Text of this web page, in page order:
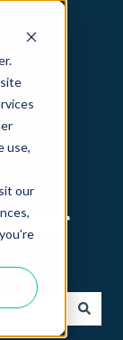
use,
our
wir
leer ist.